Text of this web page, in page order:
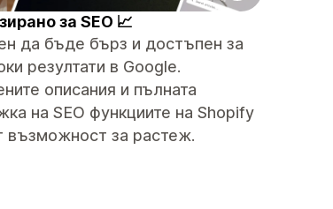
за SEO 📈
да бъде бърз и достъпен за
резултати в Google.
описания и пълната
на SEO функциите на Shopify
възможност за растеж.